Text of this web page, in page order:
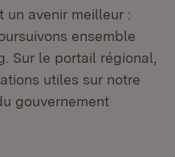
un avenir meilleur :
ensemble
Sur le portail régional,
utiles sur notre
gouvernement